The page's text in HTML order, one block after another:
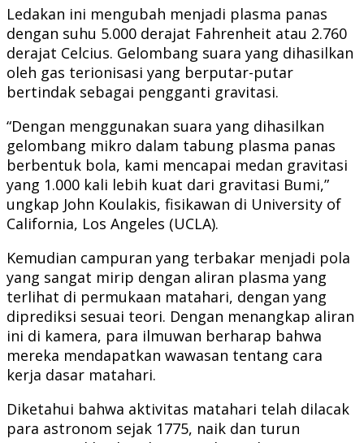
Ledakan ini mengubah menjadi plasma panas
dengan suhu 5.000 derajat Fahrenheit atau 2.760
derajat Celcius. Gelombang suara yang dihasilkan
oleh gas terionisasi yang berputar-putar
bertindak sebagai pengganti gravitasi.
“Dengan menggunakan suara yang dihasilkan
gelombang mikro dalam tabung plasma panas
berbentuk bola, kami mencapai medan gravitasi
yang 1.000 kali lebih kuat dari gravitasi Bumi,”
ungkap John Koulakis, fisikawan di University of
California, Los Angeles (UCLA).
Kemudian campuran yang terbakar menjadi pola
yang sangat mirip dengan aliran plasma yang
terlihat di permukaan matahari, dengan yang
diprediksi sesuai teori. Dengan menangkap aliran
ini di kamera, para ilmuwan berharap bahwa
mereka mendapatkan wawasan tentang cara
kerja dasar matahari.
Diketahui bahwa aktivitas matahari telah dilacak
para astronom sejak 1775, naik dan turun